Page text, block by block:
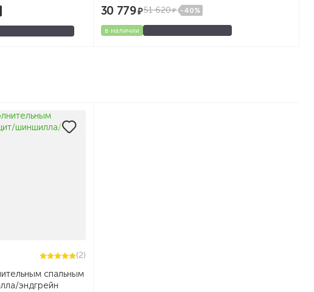
30 779 51 620 -40%
в наличии
(2)
спальным
эндгрейн